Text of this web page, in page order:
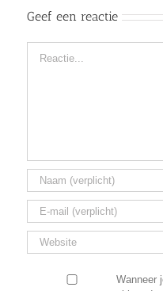
Geef een reactie
Wanneer